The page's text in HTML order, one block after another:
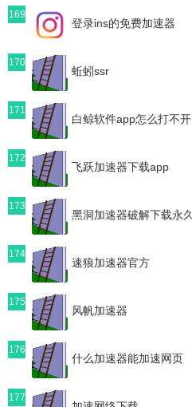
169
登录ins的免费加速器
170
蚯蚓ssr
171
白鲸软件app怎么打不开
172
飞跃加速器下载app
173
黑洞加速器破解下载永久
174
速狼加速器官方
175
风帆加速器
176
什么加速器能加速网页
177